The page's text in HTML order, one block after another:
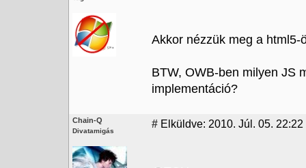
Akkor nézzük meg a html5-
BTW, OWB-ben milyen JS
implementáció?
Chain-Q
Divatamigás
# Elküldve: 2010. Júl. 05.